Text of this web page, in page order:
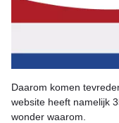
Daarom komen
website heeft namelijk
wonder waarom.